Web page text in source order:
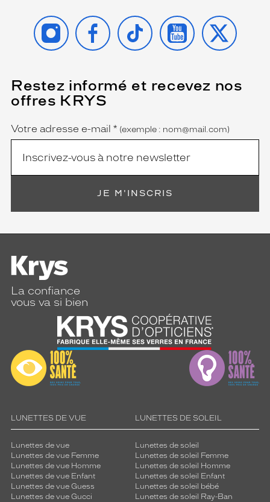
Dimensions
de
techniques
Femme
monture
Carré
Couleur
330
Ecaille
Fonce
Polarisant
INSTAGRAMFACEBOOK
TIKTOK YOUTUBE
X
Restez informé et recevez nos
offres KRYS
Name
Votre adresse e-mail *
(Ce
champ
est
(exemple : nom@mail.com)
JE M'INSCRIS
La confiance
vous va si bien
LUNETTES DE VUE
Lunettes de vue
Lunettes de vue Femme
Lunettes de vue Homme
Lunettes de vue Enfant
Lunettes de vue Guess
Lunettes de vue Gucci
LUNETTES DE SOLEIL
Lunettes de soleil
Lunettes de soleil Femme
Lunettes de soleil Homme
Lunettes de soleil Enfant
Lunettes de soleil bébé
Lunettes de soleil Ray-Ban